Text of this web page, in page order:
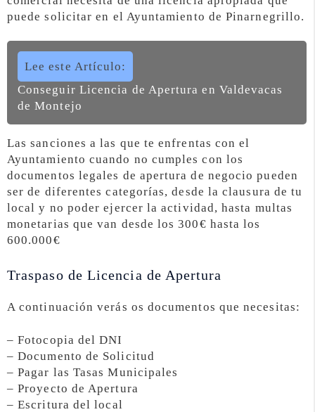
puede solicitar en el Ayuntamiento de Pinarnegrillo.
Lee este Artículo:
Conseguir Licencia de Apertura en Valdevacas
de Montejo
Las sanciones a las que te enfrentas con el
Ayuntamiento cuando no cumples con los
documentos legales de apertura de negocio pueden
ser de diferentes categorías, desde la clausura de tu
local y no poder ejercer la actividad, hasta multas
monetarias que van desde los 300€ hasta los
600.000€
Traspaso de Licencia de Apertura
A continuación verás os documentos que necesitas:
– Fotocopia del DNI
– Documento de Solicitud
– Pagar las Tasas Municipales
– Proyecto de Apertura
– Escritura del local